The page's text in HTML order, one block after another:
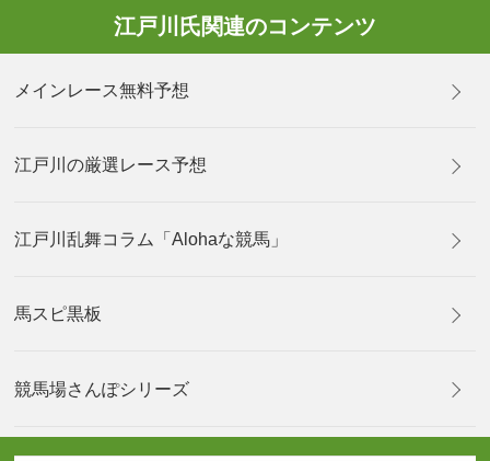
江戸川氏関連のコンテンツ
メインレース無料予想
江戸川の厳選レース予想
江戸川乱舞コラム「Alohaな競馬」
馬スピ黒板
競馬場さんぽシリーズ